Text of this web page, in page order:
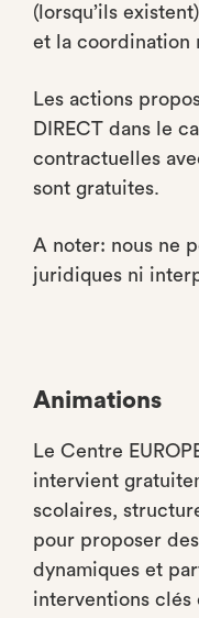
(lorsqu’ils
et la coordination
Les actions
DIRECT dans le
contractuelles
sont gratuites.
A noter: nous ne
juridiques ni
Animations
Le Centre
intervient
scolaires,
pour proposer
dynamiques et
interventions clés